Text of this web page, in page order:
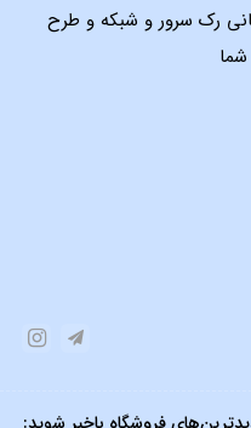
رک سرور و شبکه و طرح